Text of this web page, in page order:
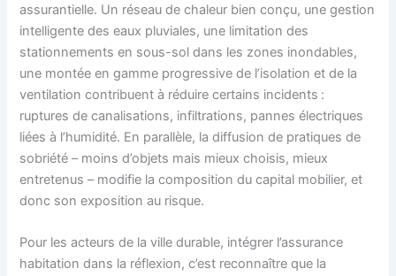
assurantielle. Un réseau de chaleur bien conçu, une gestion
intelligente des eaux pluviales, une limitation des
stationnements en sous-sol dans les zones inondables,
une montée en gamme progressive de l’isolation et de la
ventilation contribuent à réduire certains incidents :
ruptures de canalisations, infiltrations, pannes électriques
liées à l’humidité. En parallèle, la diffusion de pratiques de
sobriété – moins d’objets mais mieux choisis, mieux
entretenus – modifie la composition du capital mobilier, et
donc son exposition au risque.
Pour les acteurs de la ville durable, intégrer l’assurance
habitation dans la réflexion, c’est reconnaître que la